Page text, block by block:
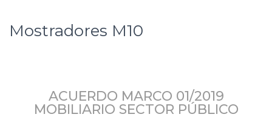
Mostradores M10
ACUERDO MARCO 01/2019
MOBILIARIO SECTOR PÚBLICO